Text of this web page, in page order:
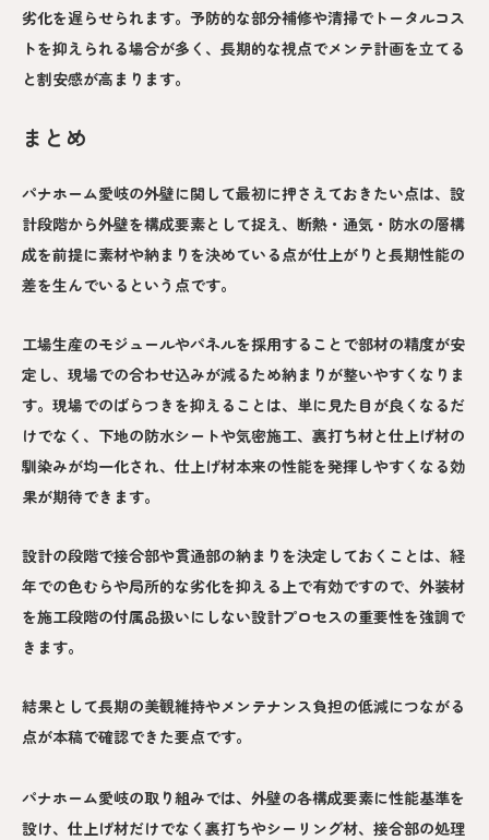
劣化を遅らせられます。予防的な部分補修や清掃でトータルコス
トを抑えられる場合が多く、長期的な視点でメンテ計画を立てる
と割安感が高まります。
まとめ
パナホーム愛岐の外壁に関して最初に押さえておきたい点は、設
計段階から外壁を構成要素として捉え、断熱・通気・防水の層構
成を前提に素材や納まりを決めている点が仕上がりと長期性能の
差を生んでいるという点です。
工場生産のモジュールやパネルを採用することで部材の精度が安
定し、現場での合わせ込みが減るため納まりが整いやすくなりま
す。現場でのばらつきを抑えることは、単に見た目が良くなるだ
けでなく、下地の防水シートや気密施工、裏打ち材と仕上げ材の
馴染みが均一化され、仕上げ材本来の性能を発揮しやすくなる効
果が期待できます。
設計の段階で接合部や貫通部の納まりを決定しておくことは、経
年での色むらや局所的な劣化を抑える上で有効ですので、外装材
を施工段階の付属品扱いにしない設計プロセスの重要性を強調で
きます。
結果として長期の美観維持やメンテナンス負担の低減につながる
点が本稿で確認できた要点です。
パナホーム愛岐の取り組みでは、外壁の各構成要素に性能基準を
設け、仕上げ材だけでなく裏打ちやシーリング材、接合部の処理